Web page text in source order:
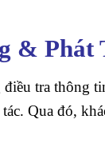
& Phát
tra thông
Qua đó,